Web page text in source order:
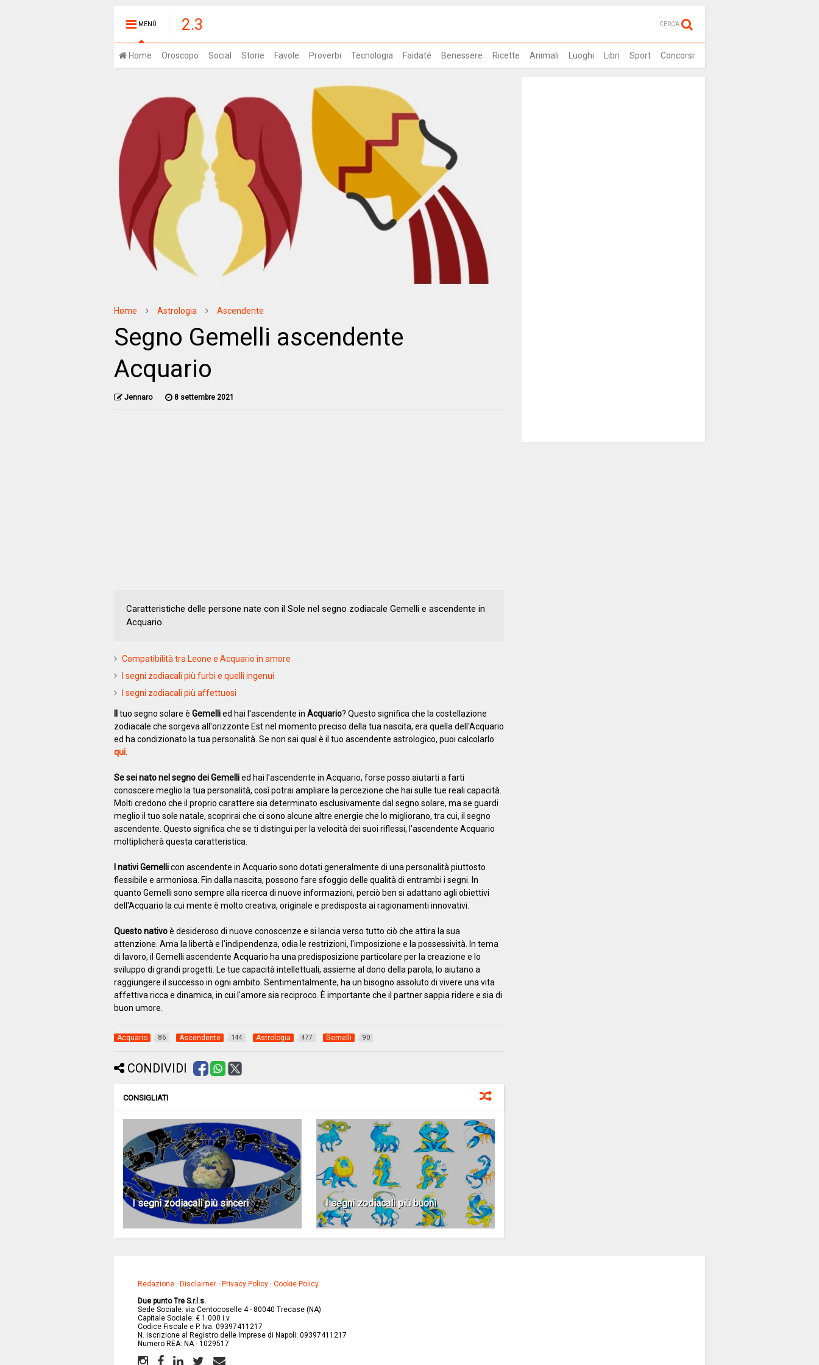
MENÙ 2.3 CERCA
Home Oroscopo Social Storie Favole Proverbi Tecnologia Faidaté Benessere Ricette Animali Luoghi Libri Sport Concorsi
Home Astrologia Ascendente
Segno Gemelli ascendente
Acquario
Jennaro 8 settembre 2021
Caratteristiche delle persone nate con il Sole nel segno zodiacale Gemelli e ascendente in
Acquario.
Compatibilità tra Leone e Acquario in amore
I segni zodiacali più furbi e quelli ingenui
I segni zodiacali più affettuosi
tuo segno solare è Gemellied hai l'ascendente in Acquario? Questo significa che la costellazione
zodiacale che sorgeva all'orizzonte Est nel momento preciso della tua nascita, era quella dell'Acquario
ed ha condizionato la tua personalità. Se non sai qual è il tuo ascendente astrologico, puoi calcolarlo
qui.
Se sei nato nel segno dei Gemellied hai l'ascendente in Acquario, forse posso aiutarti a farti
conoscere meglio la tua personalità, così potrai ampliare la percezione che hai sulle tue reali capacità.
Molti credono che il proprio carattere sia determinato esclusivamente dal segno solare, ma se guardi
meglio il tuo sole natale, scoprirai che ci sono alcune altre energie che lo migliorano, tra cui, il segno
ascendente. Questo significa che se ti distingui per la velocità dei suoi riflessi, l'ascendente Acquario
moltiplicherà questa caratteristica.
I nativi Gemellicon ascendente in Acquario sono dotati generalmente di una personalità piuttosto
flessibile e armoniosa. Fin dalla nascita, possono fare sfoggio delle qualità di entrambi i segni. In
quanto Gemelli sono sempre alla ricerca di nuove informazioni, perciò ben si adattano agli obiettivi
dell'Acquario la cui mente è molto creativa, originale e predisposta ai ragionamenti innovativi.
Questo nativoè desideroso di nuove conoscenze e si lancia verso tutto ciò che attira la sua
attenzione. Ama la libertà e l'indipendenza, odia le restrizioni, l'imposizione e la possessività. In tema
di lavoro, il Gemelli ascendente Acquario ha una predisposizione particolare per la creazione e lo
sviluppo di grandi progetti. Le tue capacità intellettuali, assieme al dono della parola, lo aiutano a
raggiungere il successo in ogni ambito. Sentimentalmente, ha un bisogno assoluto di vivere una vita
affettiva ricca e dinamica, in cui l'amore sia reciproco. È importante che il partner sappia ridere e sia di
buon umore.
Acquario 86 Ascendente 144 Astrologia 477 Gemelli 90
CONDIVIDI
CONSIGLIATI
I segni zodiacali più sinceri I segni zodiacali più buoni
Redazione· Disclaimer· Privacy Policy· Cookie Policy
Due punto Tre S.r.l.s.
Sede Sociale: via Centocoselle 4 - 80040 Trecase (NA)
Capitale Sociale: € 1.000 i.v.
Codice Fiscale e P. Iva: 09397411217
N. iscrizione al Registro delle Imprese di Napoli: 09397411217
Numero REA: NA - 1029517